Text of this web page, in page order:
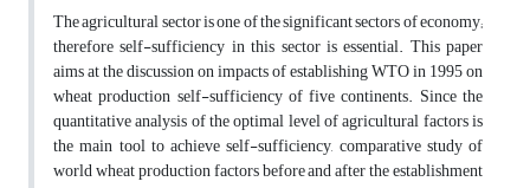
The agricultural sector is one of the significant sectors of economy;
therefore self-sufficiency in this sector is essential. This paper
aims at the discussion on impacts of establishing WTO in 1995 on
wheat production self-sufficiency of five continents. Since the
quantitative analysis of the optimal level of agricultural factors is
the main tool to achieve self-sufficiency, comparative study of
world wheat production factors before and after the establishment